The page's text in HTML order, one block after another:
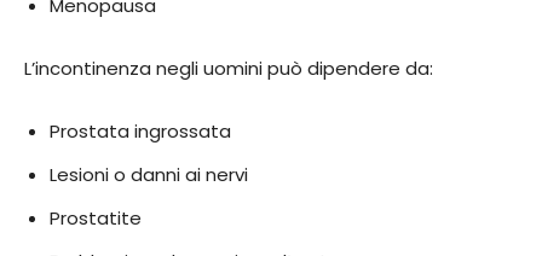
L’incontinenza negli uomini può dipendere da:
Prostata ingrossata
Lesioni o danni ai nervi
Prostatite